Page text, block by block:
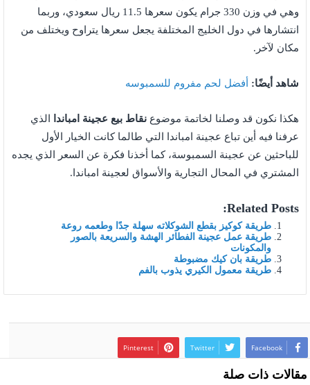
وهي في وزن 330 جرام يكون سعرها 11.5 ريال سعودي، وربما
انتشارها في دول الخليج المختلفة يجعل سعرها يتراوح ويختلف من
مكان لآخر.
شاهد أيضًا: أفضل لحم مفروم للسمبوسه
هكذا نكون قد وصلنا لخاتمة موضوع نقاط بيع عجينة امباندا
الذي
عرفنا فيه أين تباع عجينة امباندا التي طالما كانت الخيار الأول
للباحثين عن عجينة السمبوسة، كما أخذنا فكرة عن السعر الذي يجده
المشتري في المحال التجارية والأسواق لعجينة امباندا.
Related Posts:
طريقة كوكيز بقطع الشوكلاته سهلة جدًا وطعمه روعة
طريقة عمل عجينة الفطائر الهشة والسريعة بالصور
والمكونات
طريقة بان كيك مضبوطة
طريقة معمول الكيري يذوب بالفم
Facebook
Twitter
Pinterest
مقالات ذات صلة